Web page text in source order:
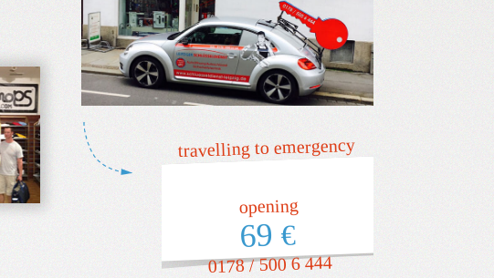
travelling to emergency
opening
0178 / 500 6 444
69 €